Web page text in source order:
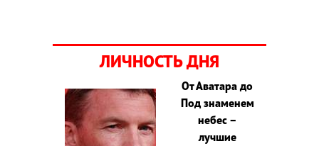
ЛИЧНОСТЬ ДНЯ
От Аватара до
Под знаменем
небес –
лучшие